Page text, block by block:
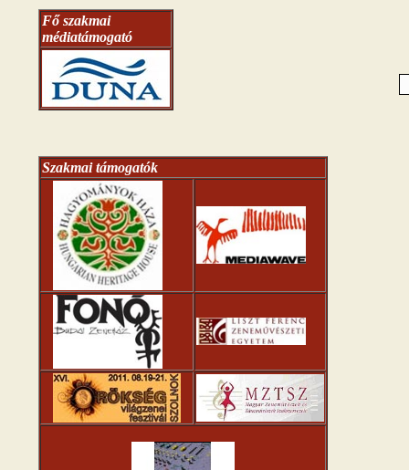
Fő szakmai
médiatámogató
Szakmai támogatók